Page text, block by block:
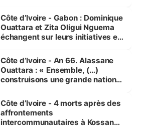
Côte d’Ivoire - Gabon : Dominique
Ouattara et Zita Oligui Nguema
échangent sur leurs initiatives en
enfants
Côte d’Ivoire - An 66. Alassane
Ouattara : « Ensemble, (…)
construisons une grande nation
générations futures »
Côte d’Ivoire - 4 morts après des
affrontements
intercommunautaires à Kossandji